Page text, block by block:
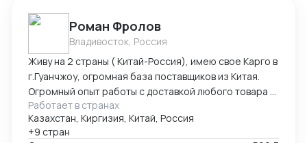
необходимости на любом этапе наши инспектора
готовы провести контроль производства / качества
готовой продукции; - организуем фрахт
контейнеров Китай-Россия (работаем через порт
Владивосток); - доставка сборных грузов в Москву и
Владивосток от 10 до 14 дней; - таможенная очистка
(оплата таможенной пошлины и НДС на товар); -
вывоз товара с порта и предоставление товара вам
на склад в РФ. Сотрудничество возможно и как
Роман Фролов
Владивосток, Россия
Живу на 2 страны ( Китай-Россия), имею свое Карго в
г.Гуанчжоу, огромная база поставщиков из Китая.
Огромный опыт работы с доставкой любого товара в
Страны Средней Азии. Поиск, выкуп, валюта, обмен,
инспекция.
Работает в странах
Казахстан, Киргизия, Китай, Россия
+9 стран